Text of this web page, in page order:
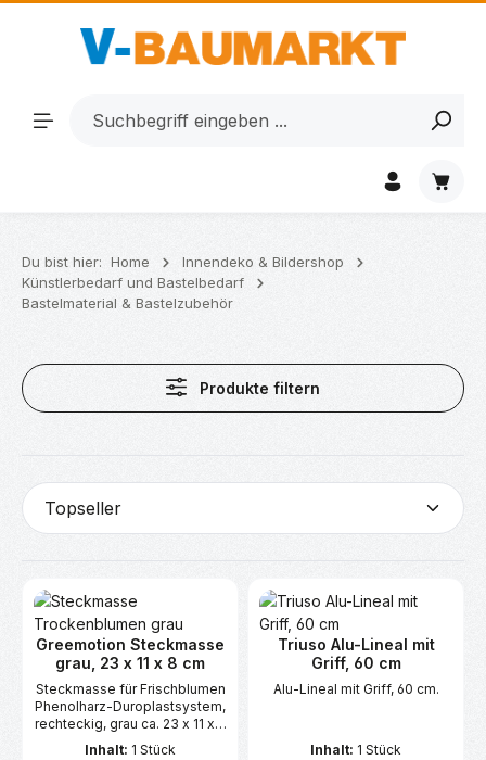
Zum Hauptinhalt springen
Du bist hier: Home
Innendeko & Bildershop
Künstlerbedarf und Bastelbedarf
Bastelmaterial & Bastelzubehör
Produkte filtern
Greemotion Steckmasse
grau, 23 x 11 x 8 cm
Steckmasse für Frischblumen
Phenolharz-Duroplastsystem,
rechteckig, grau ca. 23 x 11 x 8
cm.
Inhalt: 1 Stück
Triuso Alu-Lineal mit
Griff, 60 cm
Alu-Lineal mit Griff, 60 cm.
Inhalt: 1 Stück